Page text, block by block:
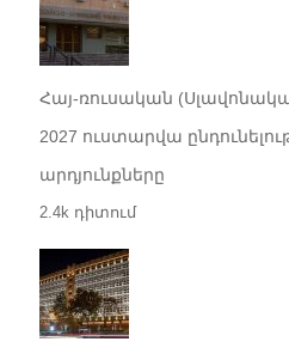
Հայ-ռուսական
2027 ուստարվա
արդյունքները
2.4k դիտում